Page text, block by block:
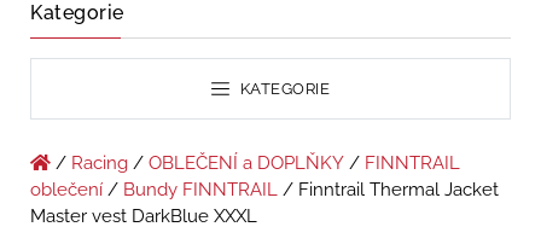
Kategorie
KATEGORIE
/ Racing / OBLEČENÍ a DOPLŇKY / FINNTRAIL
oblečení / Bundy FINNTRAIL / Finntrail Thermal Jacket
Master vest DarkBlue XXXL